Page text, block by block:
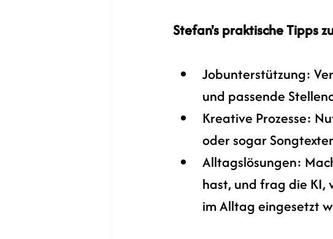
Stefan's praktische Tipps
Jobunterstützung:
und passende
Kreative Prozesse:
oder sogar
Alltagslösungen:
hast, und frag die KI,
im Alltag eingesetzt